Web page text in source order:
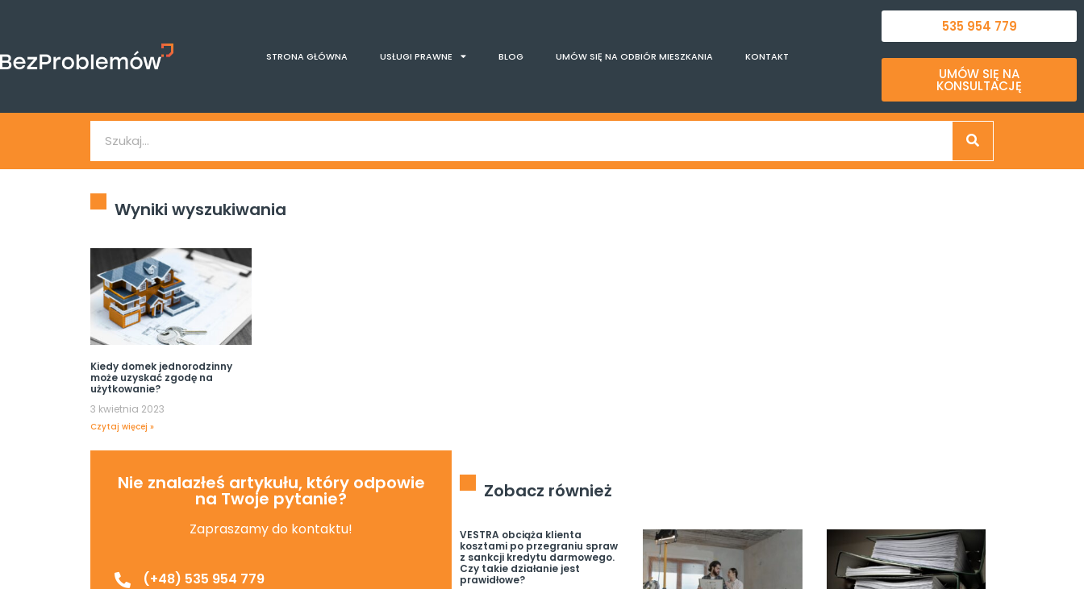
STRONA GŁÓWNA USŁUGI PRAWNE BLOG UMÓW SIĘ NA ODBIÓR MIESZKANIA KONTAKT
535 954 779
UMÓW SIĘ NA
KONSULTACJĘ
Wyniki wyszukiwania
Kiedy domek jednorodzinny
może uzyskać zgodę na
użytkowanie?
3 kwietnia 2023
Czytaj więcej »
Nie znalazłeś artykułu, który odpowie
na Twoje pytanie?
Zapraszamy do kontaktu!
(+48) 535 954 779
Zobacz również
VESTRA obciąża klienta
kosztami po przegraniu spraw
z sankcji kredytu darmowego.
Czy takie działanie jest
prawidłowe?